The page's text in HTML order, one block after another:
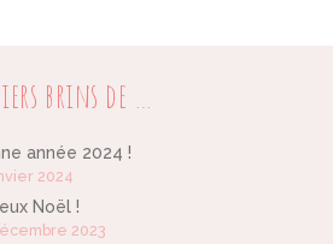
brins de …
année 2024 !
2024
Noël !
2023